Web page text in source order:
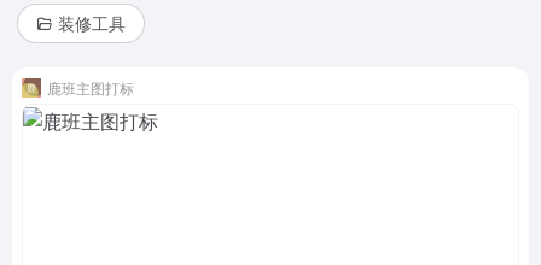
装修工具
鹿班主图打标